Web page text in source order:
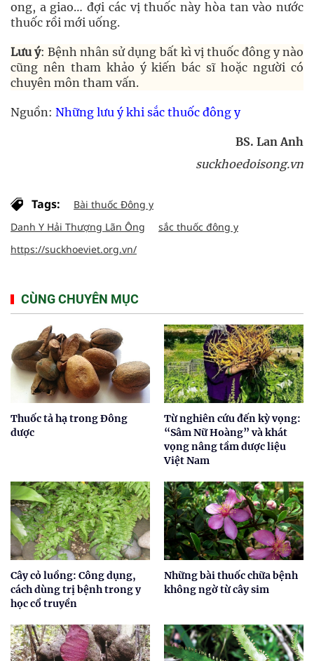
ong, a giao… đợi các vị thuốc này hòa tan vào nước
thuốc rồi mới uống.
Lưu ý: Bệnh nhân sử dụng bất kì vị thuốc đông y nào
cũng nên tham khảo ý kiến bác sĩ hoặc người có
chuyên môn tham vấn.
Nguồn: Những lưu ý khi sắc thuốc đông y
BS. Lan Anh
suckhoedoisong.vn
Tags:
Bài thuốc Đông y
Danh Y Hải Thượng Lãn Ông
sắc thuốc đông y
https://suckhoeviet.org.vn/
CÙNG CHUYÊN MỤC
Thuốc tả hạ trong Đông
dược
Từ nghiên cứu đến kỳ vọng:
“Sâm Nữ Hoàng” và khát
vọng nâng tầm dược liệu
Việt Nam
Cây cỏ luồng: Công dụng,
cách dùng trị bệnh trong y
học cổ truyền
Những bài thuốc chữa bệnh
không ngờ từ cây sim